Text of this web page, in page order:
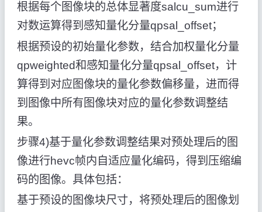
根据每个图像块的总体显著度salcu_sum进行
对数运算得到感知量化分量qpsal_offset；
根据预设的初始量化参数，结合加权量化分量
qpweighted和感知量化分量qpsal_offset，计
算得到对应图像块的量化参数偏移量，进而得
到图像中所有图像块对应的量化参数调整结
果。
步骤4)基于量化参数调整结果对预处理后的图
像进行hevc帧内自适应量化编码，得到压缩编
码的图像。具体包括：
基于预设的图像块尺寸，将预处理后的图像划